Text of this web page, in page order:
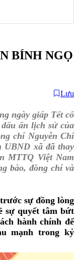
BÍNH NGỌ
Lưu
ngày giáp Tết cổ
ấn lịch sử của
chí Nguyễn Chí
xã đã thay
MTTQ Việt Nam
bào, đồng chí và
sự đồng lòng
sự quyết tâm bứt
hành chính để
mạnh trong kỷ